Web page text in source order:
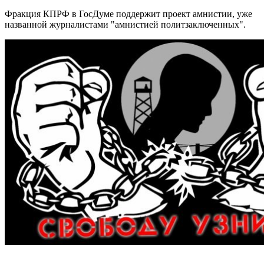
Фракция КПРФ в ГосДуме поддержит проект амнистии, уже
названной журналистами "амнистией политзаключенных".